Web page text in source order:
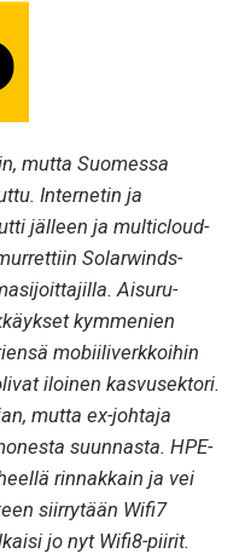
mutta Suomessa
Internetin ja
jälleen ja multicloud-
Solarwinds-
Aisuru-
kymmenien
mobiiliverkkoihin
iloinen kasvusektori.
mutta ex-johtaja
suunnasta. HPE-
rinnakkain ja vei
siirrytään Wifi7
jo nyt Wifi8-piirit.